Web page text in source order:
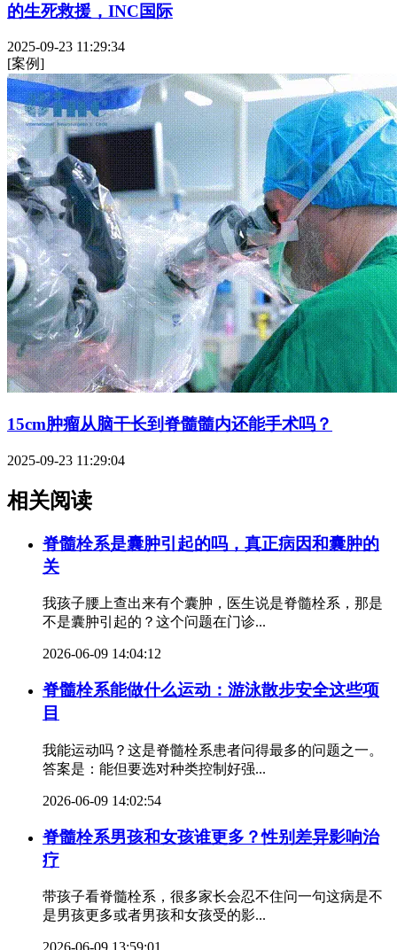
的生死救援，INC国际
2025-09-23 11:29:34
[案例]
15cm肿瘤从脑干长到脊髓髓内还能手术吗？
2025-09-23 11:29:04
相关阅读
脊髓栓系是囊肿引起的吗，真正病因和囊肿的
关
我孩子腰上查出来有个囊肿，医生说是脊髓栓系，那是
不是囊肿引起的？这个问题在门诊...
2026-06-09 14:04:12
脊髓栓系能做什么运动：游泳散步安全这些项
目
我能运动吗？这是脊髓栓系患者问得最多的问题之一。
答案是：能但要选对种类控制好强...
2026-06-09 14:02:54
脊髓栓系男孩和女孩谁更多？性别差异影响治
疗
带孩子看脊髓栓系，很多家长会忍不住问一句这病是不
是男孩更多或者男孩和女孩受的影...